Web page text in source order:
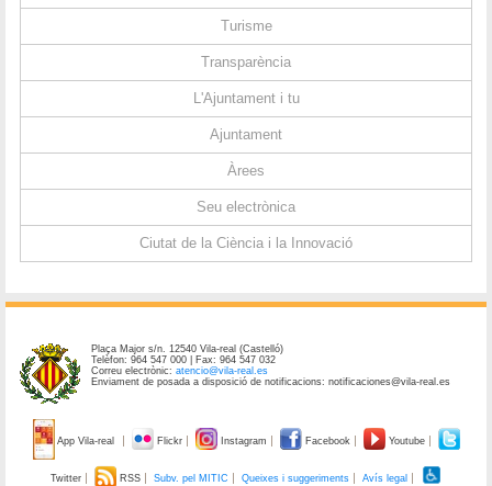
Turisme
Transparència
L'Ajuntament i tu
Ajuntament
Àrees
Seu electrònica
Ciutat de la Ciència i la Innovació
Plaça Major s/n. 12540 Vila-real (Castelló)
Telèfon: 964 547 000 | Fax: 964 547 032
Correu electrònic:atencio@vila-real.es
Enviament de posada a disposició de notificacions: notificaciones@vila-real.es
App Vila-real Flickr Instagram Facebook Youtube
Twitter RSS Subv. pel MITIC Queixes i suggeriments
Avís legal